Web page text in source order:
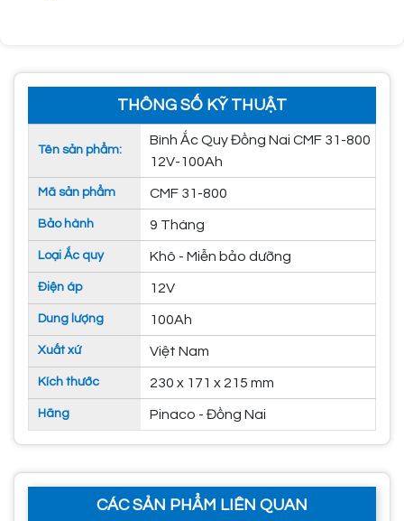
THÔNG SỐ KỸ THUẬT
Tên sản phẩm:
Bình Ắc Quy Đồng Nai CMF 31-800
12V-100Ah
Mã sản phẩm CMF 31-800
Bảo hành 9 Tháng
Loại Ắc quy Khô - Miễn bảo dưỡng
Điện áp 12V
Dung lượng 100Ah
Xuất xứ Việt Nam
Kích thước 230 x 171 x 215 mm
Hãng Pinaco - Đồng Nai
CÁC SẢN PHẨM LIÊN QUAN